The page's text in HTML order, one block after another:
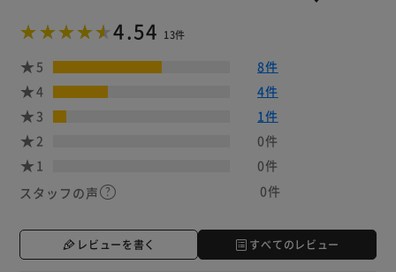
4.54 13件
5
8件
4
4件
3
1件
2
0件
1
0件
スタッフの声
0件
レビューを書く すべてのレビュー